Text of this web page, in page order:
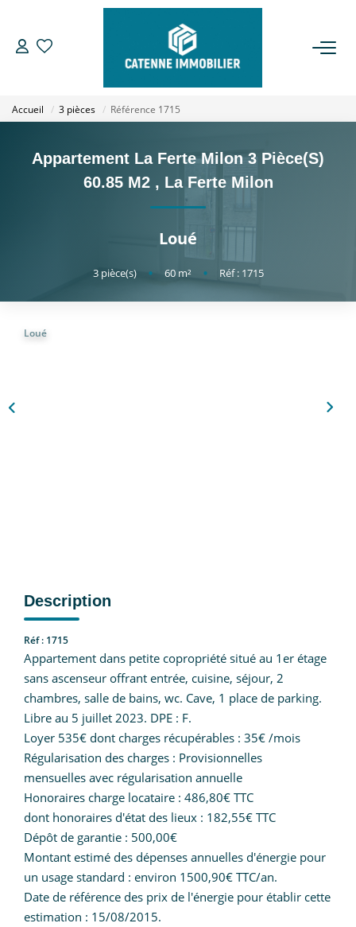
LOUER
ESTIMER
NOTRE AGENCE
Accueil 3 pièces Référence 1715
Appartement La Ferte Milon 3 Pièce(s)
60.85 M2 , La Ferte Milon
Loué
3pièce(s) • 60m² • Réf : 1715
Loué
Description
Réf : 1715
Appartement dans petite copropriété situé au 1er étage
sans ascenseur offrant entrée, cuisine, séjour, 2
chambres, salle de bains, wc. Cave, 1 place de parking.
Libre au 5 juillet 2023. DPE : F.
Loyer 535€ dont charges récupérables : 35€ /mois
Régularisation des charges : Provisionnelles
mensuelles avec régularisation annuelle
Honoraires charge locataire : 486,80€ TTC
dont honoraires d'état des lieux : 182,55€ TTC
Dépôt de garantie : 500,00€
Montant estimé des dépenses annuelles d'énergie pour
un usage standard : environ 1500,90€ TTC/an.
Date de référence des prix de l'énergie pour établir cette
estimation : 15/08/2015.